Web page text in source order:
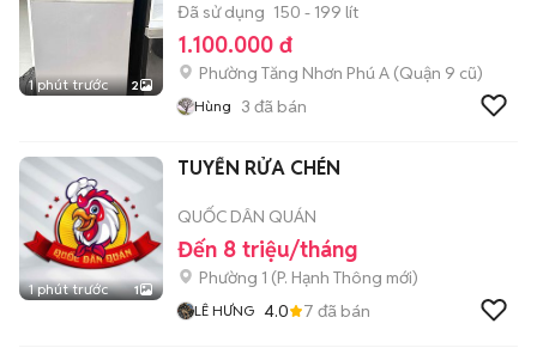
1 phút trước 2
Đã sử dụng 150 - 199 lít
1.100.000 đ
Phường Tăng Nhơn Phú A (Quận 9 cũ)
Hùng 3 đã bán
1 phút trước 1
TUYỂN RỬA CHÉN
QUỐC DÂN QUÁN
Đến 8 triệu/tháng
Phường 1 (P. Hạnh Thông mới)
LÊ HƯNG 4.0 7 đã bán